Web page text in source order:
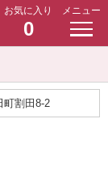
お気に入り
0
メニュー
町割田8-2